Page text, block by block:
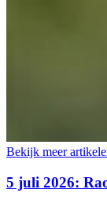
Bekijk meer
5 juli 2026: